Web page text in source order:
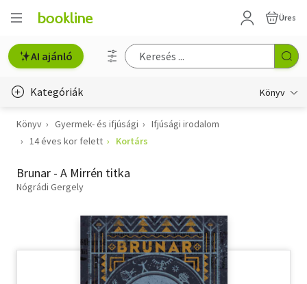
Üres
AI ajánló
Kategóriák Könyv
Életmód, egészség
Gyermek- és ifjúsági
Hobbi, szabadidő
Könyv Gyermek- és ifjúsági
Ifjúsági irodalom
14 éves kor felett
Kortárs
Brunar - A Mirrén titka
Nógrádi Gergely